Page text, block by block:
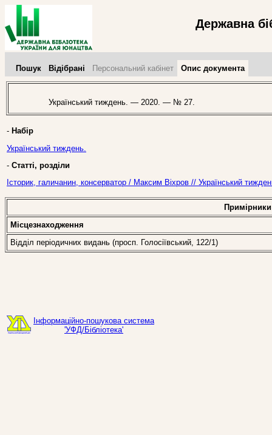
Державна
Пошук Відібрані Персональний кабінет Опис документа
Український тиждень. — 2020. — № 27.
- Набір
Український тиждень.
- Статті, розділи
Історик, галичанин, консерватор / Максим Віхров // Український
Примірники
Місцезнаходження
Відділ періодичних видань (просп. Голосіївський, 122/1)
Інформаційно-пошукова система
'УФД/Бібліотека'